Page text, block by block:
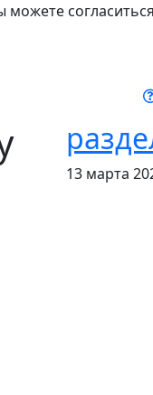
13 марта